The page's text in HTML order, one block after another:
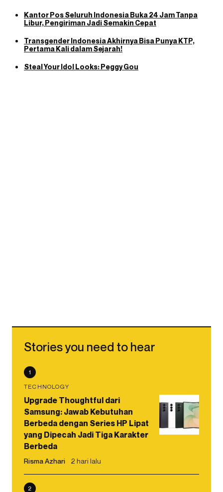
Kantor Pos Seluruh Indonesia Buka 24 Jam Tanpa
Libur, Pengiriman Jadi Semakin Cepat
Transgender Indonesia Akhirnya Bisa Punya KTP,
Pertama Kali dalam Sejarah!
Steal Your Idol Looks: Peggy Gou
Stories you need to hear
1
TECHNOLOGY
Upgrade Thoughtful dari
Samsung: Jawab Kebutuhan
Berbeda dengan Series HP Lipat
yang Dipecah Jadi Tiga Karakter
Berbeda
Risma Azhari 2 hari lalu
2